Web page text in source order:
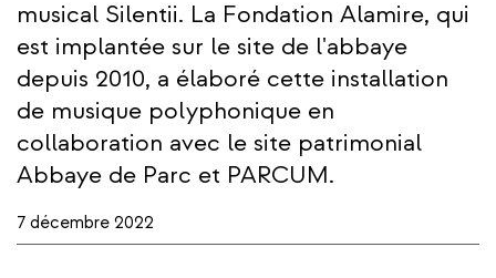
musical Silentii. La Fondation Alamire, qui
est implantée sur le site de l'abbaye
depuis 2010, a élaboré cette installation
de musique polyphonique en
collaboration avec le site patrimonial
Abbaye de Parc et PARCUM.
7 décembre 2022